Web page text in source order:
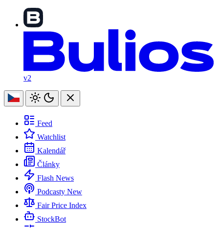
v2
Feed
Watchlist
Kalendář
Články
Flash News
Podcasty New
Fair Price Index
StockBot